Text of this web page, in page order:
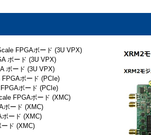
FPGAボード (3U VPX)
ボード (3U VPX)
ボード (3U VPX)
FPGAボード (PCIe)
ボード (PCIe)
FPGAボード (XMC)
ボード (XMC)
ボード (XMC)
ード (XMC)